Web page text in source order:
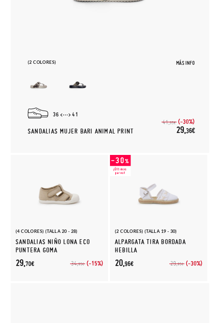
(2 COLORES) MÁS INFO
36 41
SANDALIAS MUJER BARI ANIMAL PRINT
41,95€ (-30%)
29,36€
(4 COLORES) (TALLA 20 - 28)
SANDALIAS NIÑO LONA ECO
PUNTERA GOMA
34,95€ (-15%)
29,70€
(2 COLORES) (TALLA 19 - 30)
ALPARGATA TIRA BORDADA
HEBILLA
29,95€ (-30%)
20,96€